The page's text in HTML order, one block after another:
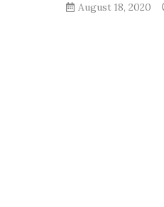
August 18, 2020